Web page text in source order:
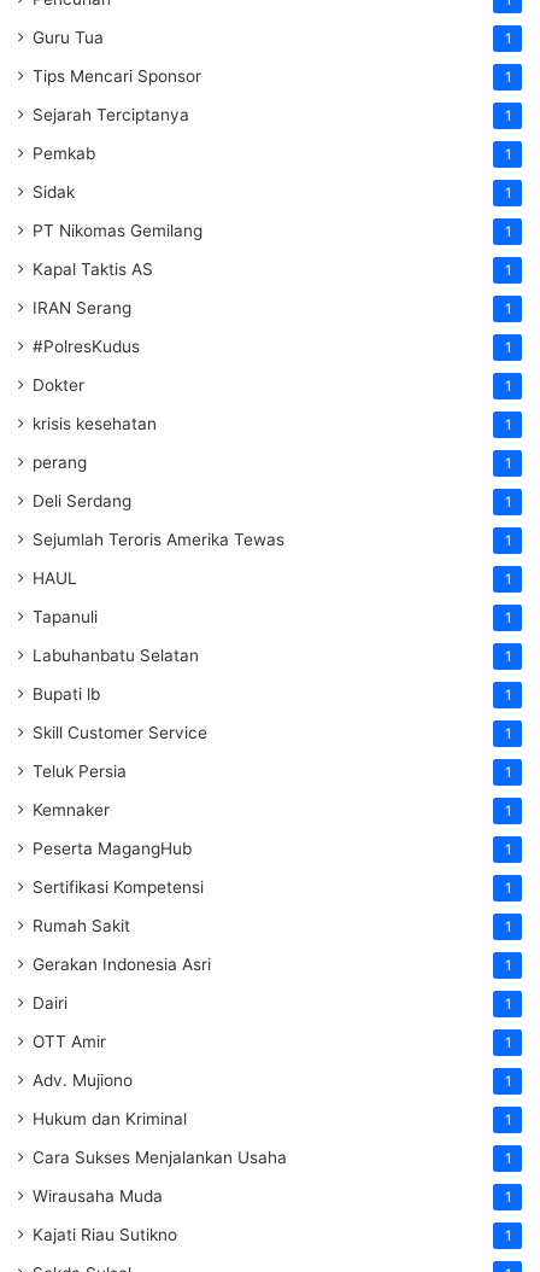
Guru Tua 1
Tips Mencari Sponsor 1
Sejarah Terciptanya 1
Pemkab 1
Sidak 1
PT Nikomas Gemilang 1
Kapal Taktis AS 1
IRAN Serang 1
#PolresKudus 1
Dokter 1
krisis kesehatan 1
perang 1
Deli Serdang 1
Sejumlah Teroris Amerika Tewas 1
HAUL 1
Tapanuli 1
Labuhanbatu Selatan 1
Bupati lb 1
Skill Customer Service 1
Teluk Persia 1
Kemnaker 1
Peserta MagangHub 1
Sertifikasi Kompetensi 1
Rumah Sakit 1
Gerakan Indonesia Asri 1
Dairi 1
OTT Amir 1
Adv. Mujiono 1
Hukum dan Kriminal 1
Cara Sukses Menjalankan Usaha 1
Wirausaha Muda 1
Kajati Riau Sutikno 1